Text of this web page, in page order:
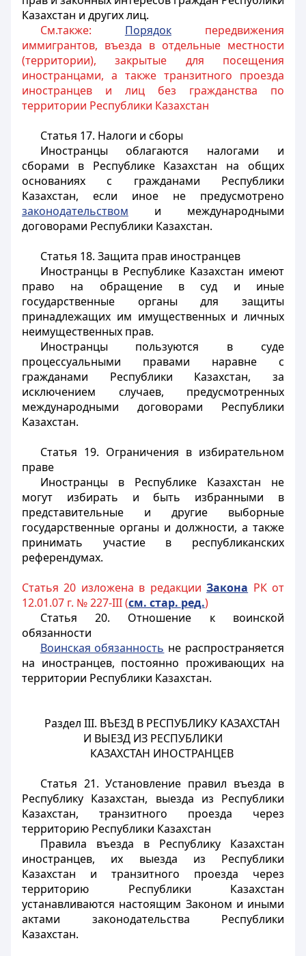
Казахстан и других лиц.
См.также: Порядокпередвижения
иммигрантов, въезда в отдельные местности
(территории), закрытые для посещения
иностранцами, а также транзитного проезда
иностранцев и лиц без гражданства по
территории Республики Казахстан
Статья 17. Налоги и сборы
Иностранцыоблагаются налогами и
сборами в Республике Казахстан на общих
основаниях с гражданами Республики
Казахстан, если иное не предусмотрено
законодательством и международными
договорами Республики Казахстан.
Статья 18. Защита прав иностранцев
Иностранцыв Республике Казахстан имеют
право на обращение в суд и иные
государственные органы для защиты
принадлежащих им имущественных и личных
неимущественных прав.
Иностранцыпользуются в суде
процессуальными правами наравне с
гражданами Республики Казахстан, за
исключением случаев, предусмотренных
международными договорами Республики
Казахстан.
Статья 19. Ограничения в избирательном
праве
Иностранцыв Республике Казахстан не
могут избирать и быть избранными в
представительные и другие выборные
государственные органы и должности, а также
принимать участие в республиканских
референдумах.
Статья 20 изложена в редакцииЗакона РК от
12.01.07 г. № 227-III (см. стар. ред.)
Статья 20. Отношение к воинской
обязанности
Воинская обязанность не распространяется
на иностранцев, постоянно проживающих на
территории Республики Казахстан.
Раздел III. ВЪЕЗД В РЕСПУБЛИКУ КАЗАХСТАН
И ВЫЕЗД ИЗ РЕСПУБЛИКИ
КАЗАХСТАН ИНОСТРАНЦЕВ
Статья 21. Установление правил въезда в
Республику Казахстан, выезда из Республики
Казахстан, транзитного проезда через
территорию Республики Казахстан
Правила въезда в Республику Казахстан
иностранцев, их выезда из Республики
Казахстан и транзитного проезда через
территорию Республики Казахстан
устанавливаются настоящим Законом и иными
актами законодательства Республики
Казахстан.